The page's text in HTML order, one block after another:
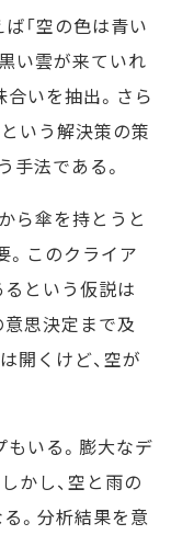
「空の色は青い
い雲が来ていれ
合いを抽出。さら
という解決策の策
手法である。
ら傘を持とうと
。このクライア
という仮説は
思決定まで及
開くけど、空が
もいる。膨大なデ
かし、空と雨の
。分析結果を意